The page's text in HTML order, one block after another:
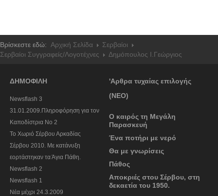
Βρίσκεστε εδώ: Αρχική Σελίδα
Σερβαίοι
Σερβαίοι Συγγραφείς/Λογoτέχνες
Δημόπουλος Ι.Γεώργιος
ΔΗΜΟΦΙΛΗ
Newsflash 3
31.01.2009.Πληροφόρηση για τον
Καποδίστρια Νο 2
To Χωριό Σέρβου Αρκαδίας
Σέρβου 2010. Με κατάνυξη
εορτάστηκαν τα Άγια Πάθη.
Newsflash 2
Newsflash 1
Nέα μέχρι 24.3.2009
'Αρθρα τυχαίας επιλογής
(ΝΕΟ)
Ο καιρός τη Μεγάλη
Παρασκευή
Ένα ποτήρι με νερό
Θα με γνωρίσεις
Πάθος
Αποκριές στου Σέρβου, στη
δεκαετία του 1950.